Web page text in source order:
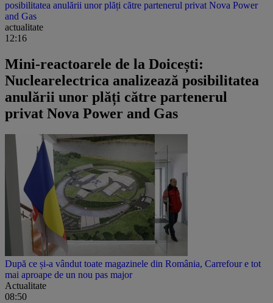
posibilitatea anulării unor plăți către partenerul privat Nova Power
and Gas
actualitate
12:16
Mini-reactoarele de la Doicești:
Nuclearelectrica analizează posibilitatea
anulării unor plăți către partenerul
privat Nova Power and Gas
După ce și-a vândut toate magazinele din România, Carrefour e tot
mai aproape de un nou pas major
Actualitate
08:50